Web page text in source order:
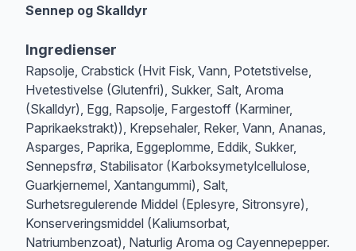
Sennep og Skalldyr
Ingredienser
Rapsolje, Crabstick (Hvit Fisk, Vann, Potetstivelse,
Hvetestivelse (Glutenfri), Sukker, Salt, Aroma
(Skalldyr), Egg, Rapsolje, Fargestoff (Karminer,
Paprikaekstrakt)), Krepsehaler, Reker, Vann, Ananas,
Asparges, Paprika, Eggeplomme, Eddik, Sukker,
Sennepsfrø, Stabilisator (Karboksymetylcellulose,
Guarkjernemel, Xantangummi), Salt,
Surhetsregulerende Middel (Eplesyre, Sitronsyre),
Konserveringsmiddel (Kaliumsorbat,
Natriumbenzoat), Naturlig Aroma og Cayennepepper.